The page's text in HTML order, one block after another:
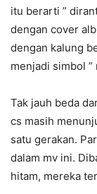
itu berarti ”
dengan cover
dengan kalung
menjadi simbol ”
Tak jauh beda
cs masih
satu gerakan.
dalam mv ini.
hitam, mereka